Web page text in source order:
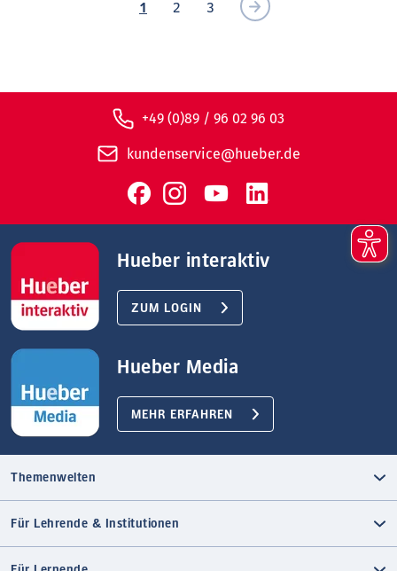
1 2 3
+49 (0)89 / 96 02 96 03
kundenservice@hueber.de
Hueber interaktiv
ZUM LOGIN
Hueber Media
MEHR ERFAHREN
Themenwelten
Für Lehrende & Institutionen